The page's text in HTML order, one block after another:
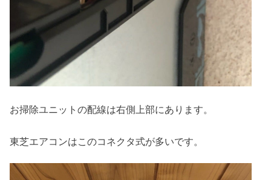
お掃除ユニットの配線は右側上部にあります。
東芝エアコンはこのコネクタ式が多いです。